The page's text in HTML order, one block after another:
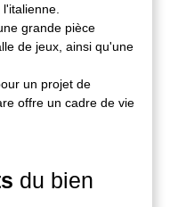
grande pièce
de jeux, ainsi qu'une
un projet de
offre un cadre de vie
du bien